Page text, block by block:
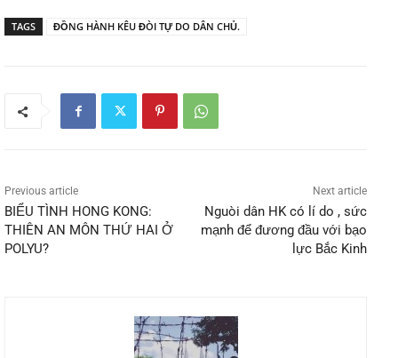
TAGS ĐỒNG HÀNH KÊU ĐÒI TỰ DO DÂN CHỦ.
Previous article
BIỂU TÌNH HONG KONG:
THIÊN AN MÔN THỨ HAI Ở
POLYU?
Next article
Nguòi dân HK có lí do , sức
mạnh để đương đầu với bạo
lực Bắc Kinh